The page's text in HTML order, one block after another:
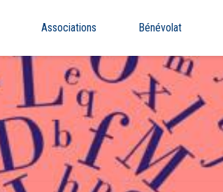
Associations Bénévolat